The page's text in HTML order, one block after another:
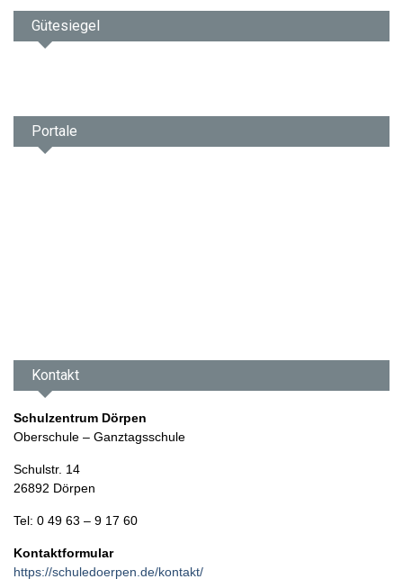
Gütesiegel
Portale
Kontakt
Schulzentrum Dörpen
Oberschule – Ganztagsschule
Schulstr. 14
26892 Dörpen
Tel: 0 49 63 – 9 17 60
Kontaktformular
https://schuledoerpen.de/kontakt/